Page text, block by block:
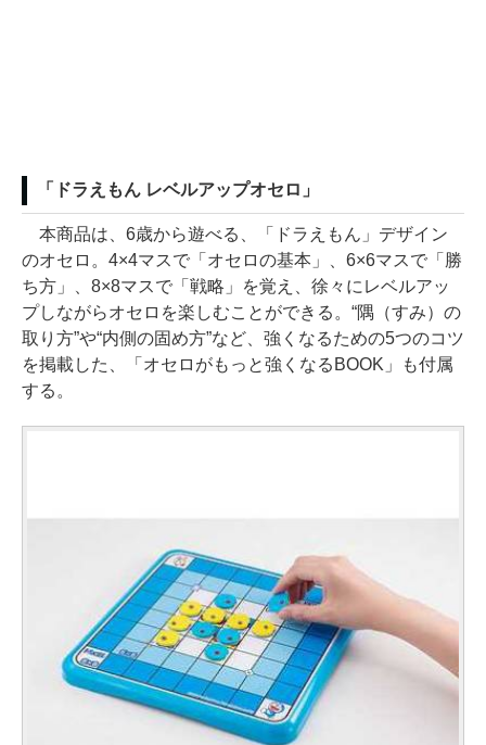
「ドラえもん レベルアップオセロ」
本商品は、6歳から遊べる、「ドラえもん」デザイン
のオセロ。4×4マスで「オセロの基本」、6×6マスで「勝
ち方」、8×8マスで「戦略」を覚え、徐々にレベルアッ
プしながらオセロを楽しむことができる。“隅（すみ）の
取り方”や“内側の固め方”など、強くなるための5つのコツ
を掲載した、「オセロがもっと強くなるBOOK」も付属
する。